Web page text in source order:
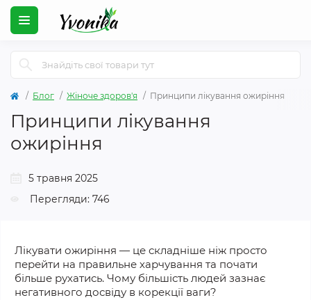
Блог Жіноче здоров'я Принципи лікування ожиріння
Принципи лікування
ожиріння
5 травня 2025
Перегляди: 746
Лікувати ожиріння — це складніше ніж просто
перейти на правильне харчування та почати
більше рухатись. Чому більшість людей зазнає
негативного досвіду в корекції ваги?